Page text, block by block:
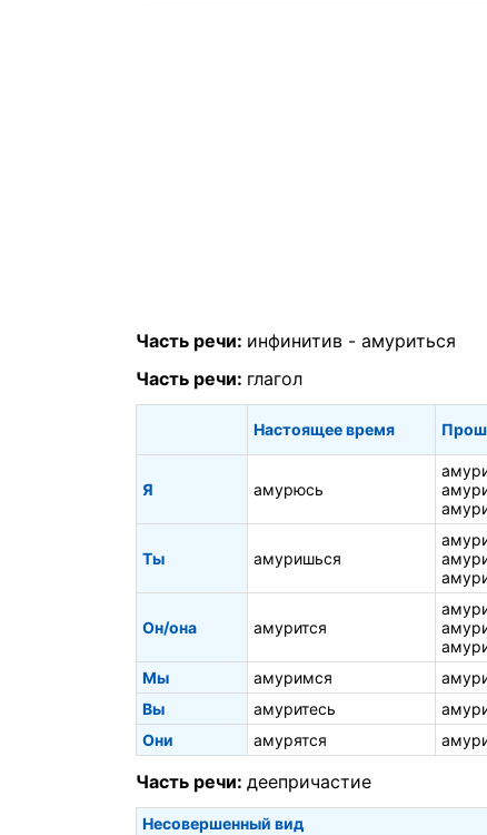
Часть речи: инфинитив - амуриться
Часть речи: глагол
Настоящее время
Я амурюсь
Ты амуришься
Он/она амурится
Мы
амуримся
Вы
амуритесь
Они
амурятся
Часть речи: деепричастие
Несовершенный вид